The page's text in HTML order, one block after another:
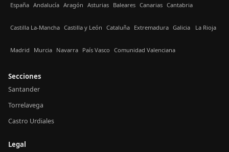
España Andalucía Aragón Asturias Baleares Canarias Cantabria
Castilla La-Mancha Castilla y León Cataluña Extremadura Galicia La Rioja
Madrid Murcia Navarra País Vasco Comunidad Valenciana
Secciones
Santander
Torrelavega
Castro Urdiales
Legal